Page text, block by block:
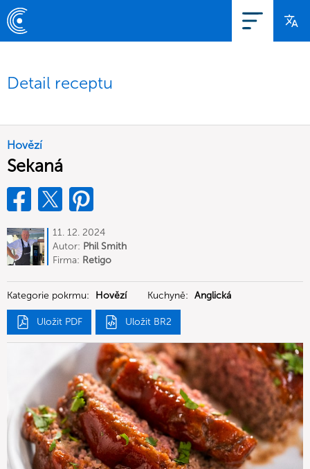
Detail receptu
Hovězí
Sekaná
11. 12. 2024
Autor: Phil Smith
Firma: Retigo
Kategorie pokrmu: Hovězí Kuchyně: Anglická
Uložit PDF Uložit BR2